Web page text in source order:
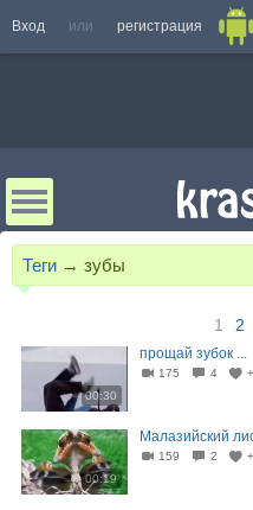
Вход или регистрация
Теги → зубы
1 2
00:30
прощай зубок ...
175 4
00:19
Малазийский
159 2